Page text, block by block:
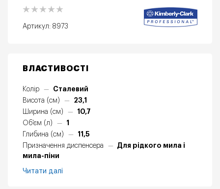
Артикул: 8973
ВЛАСТИВОСТІ
Колір —
Сталевий
Висота (см)
—
23,1
Ширина (см)
—
10,7
Об'єм (л)
—
1
Глибина (см)
—
11,5
Призначення диспенсера
—
Для рідкого мила і
мила-піни
Читати далі